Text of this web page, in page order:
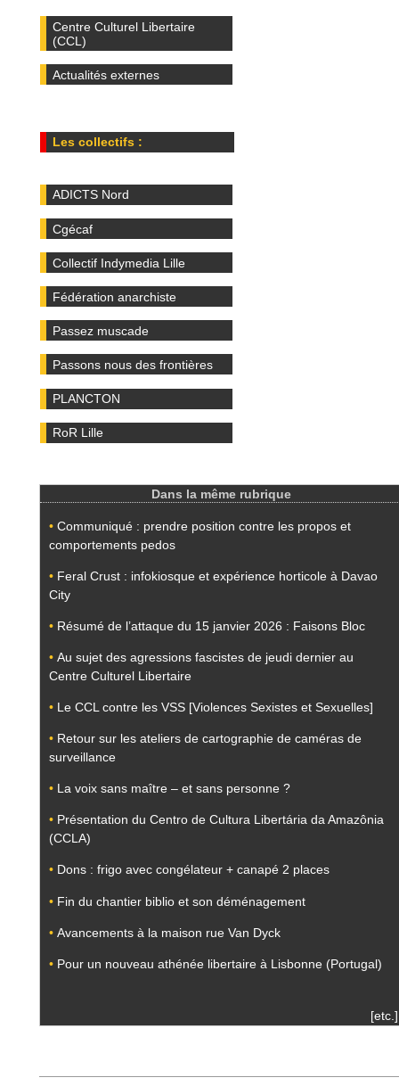
Centre Culturel Libertaire
(CCL)
Actualités externes
Les collectifs :
ADICTS Nord
Cgécaf
Collectif Indymedia Lille
Fédération anarchiste
Passez muscade
Passons nous des frontières
PLANCTON
RoR Lille
Dans la même rubrique
• Communiqué : prendre position contre les propos et
comportements pedos
• Feral Crust : infokiosque et expérience horticole à Davao
City
• Résumé de l’attaque du 15 janvier 2026 : Faisons Bloc
• Au sujet des agressions fascistes de jeudi dernier au
Centre Culturel Libertaire
• Le CCL contre les VSS [Violences Sexistes et Sexuelles]
• Retour sur les ateliers de cartographie de caméras de
surveillance
• La voix sans maître – et sans personne ?
• Présentation du Centro de Cultura Libertária da Amazônia
(CCLA)
• Dons : frigo avec congélateur + canapé 2 places
• Fin du chantier biblio et son déménagement
• Avancements à la maison rue Van Dyck
• Pour un nouveau athénée libertaire à Lisbonne (Portugal)
[etc.]